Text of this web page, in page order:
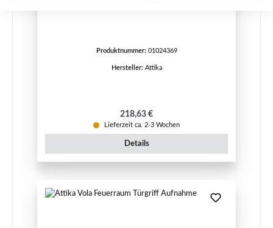
Produktnummer: 01024369
Hersteller: Attika
Regulärer Preis:
218,63 €
Lieferzeit ca. 2-3 Wochen
Details